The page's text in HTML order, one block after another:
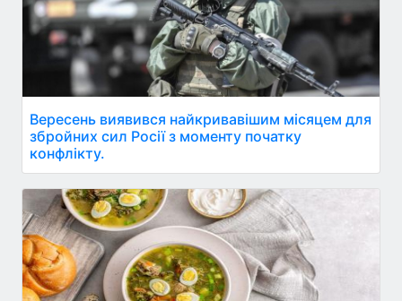
Вересень виявився найкривавішим місяцем для
збройних сил Росії з моменту початку
конфлікту.